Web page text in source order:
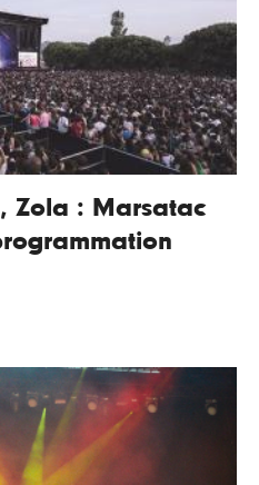
Zola : Marsatac